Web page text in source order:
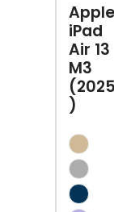
Apple
iPad
Air 13
M3
(2025
)